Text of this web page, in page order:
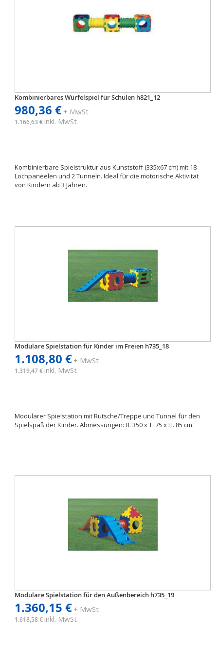
Kombinierbares Würfelspiel für Schulen h821_12
980,36 €+ MwSt
1.166,63 € inkl. MwSt
Kombinierbare Spielstruktur aus Kunststoff (335x67 cm) mit 18
Lochpaneelen und 2 Tunneln. Ideal für die motorische Aktivität
von Kindern ab 3 Jahren.
Modulare Spielstation für Kinder im Freien h735_18
1.108,80 €+ MwSt
1.319,47 € inkl. MwSt
Modularer Spielstation mit Rutsche/Treppe und Tunnel für den
Spielspaß der Kinder. Abmessungen: B. 350 x T. 75 x H. 85 cm.
Modulare Spielstation für den Außenbereich h735_19
1.360,15 €+ MwSt
1.618,58 € inkl. MwSt